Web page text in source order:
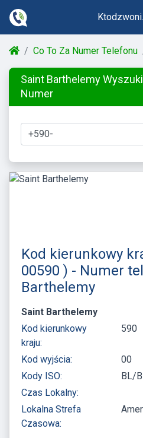
Co To Za Numer Telefonu
Saint Barthelemy
Numer
Kod kierunkowy
00590 ) - Numer
Barthelemy
Saint Barthelemy
Kod kierunkowy
kraju:
590
Kod wyjścia:
00
Kody ISO:
BL/
Czas Lokalny:
Lokalna Strefa
Czasowa: